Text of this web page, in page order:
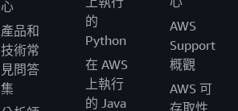
心
產品和
技術常
見問答
集
的
Python
在 AWS
上執行
的 Java
AWS
Support
概觀
AWS 可